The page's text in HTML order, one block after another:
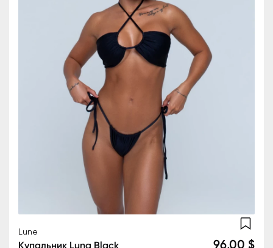
Lune
Купальник Luna Black 96,00 $